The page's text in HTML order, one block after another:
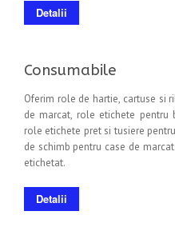
Detalii
Consumabile
Oferim role de hartie, cartuse si
de marcat, role etichete pentru
role etichete pret si tusiere
de schimb pentru case de
etichetat.
Detalii